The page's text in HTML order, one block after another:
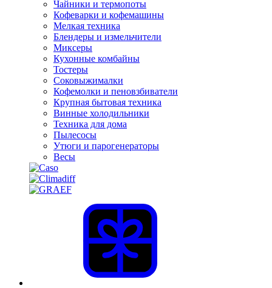
Чайники и термопоты
Кофеварки и кофемашины
Мелкая техника
Блендеры и измельчители
Миксеры
Кухонные комбайны
Тостеры
Соковыжималки
Кофемолки и пеновзбиватели
Крупная бытовая техника
Винные холодильники
Техника для дома
Пылесосы
Утюги и парогенераторы
Весы